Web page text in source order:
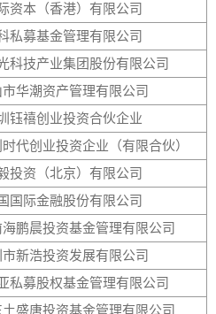
资本（香港）有限公司
私募基金管理有限公司
科技产业集团股份有限公司
华潮资产管理有限公司
钰禧创业投资合伙企业
代创业投资企业（有限合伙）
投资（北京）有限公司
国际金融股份有限公司
鹏晨投资基金管理有限公司
新浩投资发展有限公司
私募股权基金管理有限公司
盛唐投资基金管理有限公司